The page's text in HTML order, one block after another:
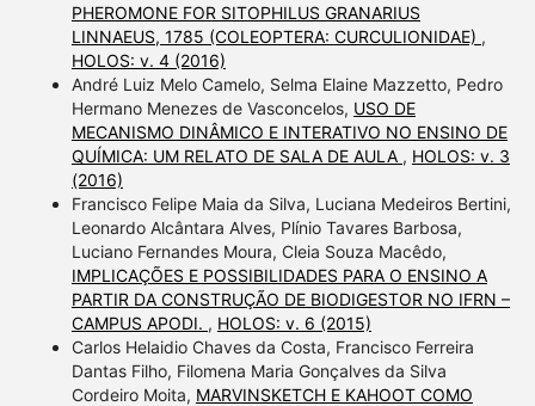
PHEROMONE FOR SITOPHILUS GRANARIUS
LINNAEUS, 1785 (COLEOPTERA: CURCULIONIDAE) ,
HOLOS: v. 4 (2016)
André Luiz Melo Camelo, Selma Elaine Mazzetto, Pedro
Hermano Menezes de Vasconcelos, USO DE
MECANISMO DINÂMICO E INTERATIVO NO ENSINO DE
QUÍMICA: UM RELATO DE SALA DE AULA , HOLOS: v. 3
(2016)
Francisco Felipe Maia da Silva, Luciana Medeiros Bertini,
Leonardo Alcântara Alves, Plínio Tavares Barbosa,
Luciano Fernandes Moura, Cleia Souza Macêdo,
IMPLICAÇÕES E POSSIBILIDADES PARA O ENSINO A
PARTIR DA CONSTRUÇÃO DE BIODIGESTOR NO IFRN –
CAMPUS APODI. , HOLOS: v. 6 (2015)
Carlos Helaidio Chaves da Costa, Francisco Ferreira
Dantas Filho, Filomena Maria Gonçalves da Silva
Cordeiro Moita, MARVINSKETCH E KAHOOT COMO